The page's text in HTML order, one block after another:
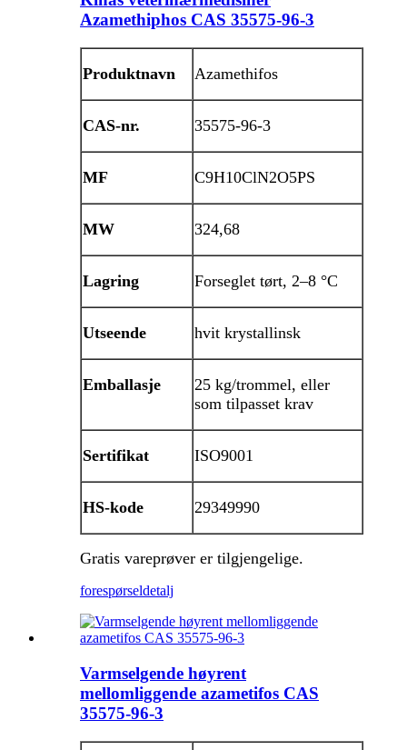
Azamethiphos CAS 35575-96-3
Produktnavn Azamethifos
CAS-nr. 35575-96-3
MF C9H10ClN2O5PS
MW 324,68
Lagring Forseglet tørt, 2–8 °C
Utseende hvit krystallinsk
Emballasje
25 kg/trommel, eller
som tilpasset krav
Sertifikat ISO9001
HS-kode 29349990
Gratis vareprøver er tilgjengelige.
forespørseldetalj
Varmselgende høyrent
mellomliggende azametifos CAS
35575-96-3